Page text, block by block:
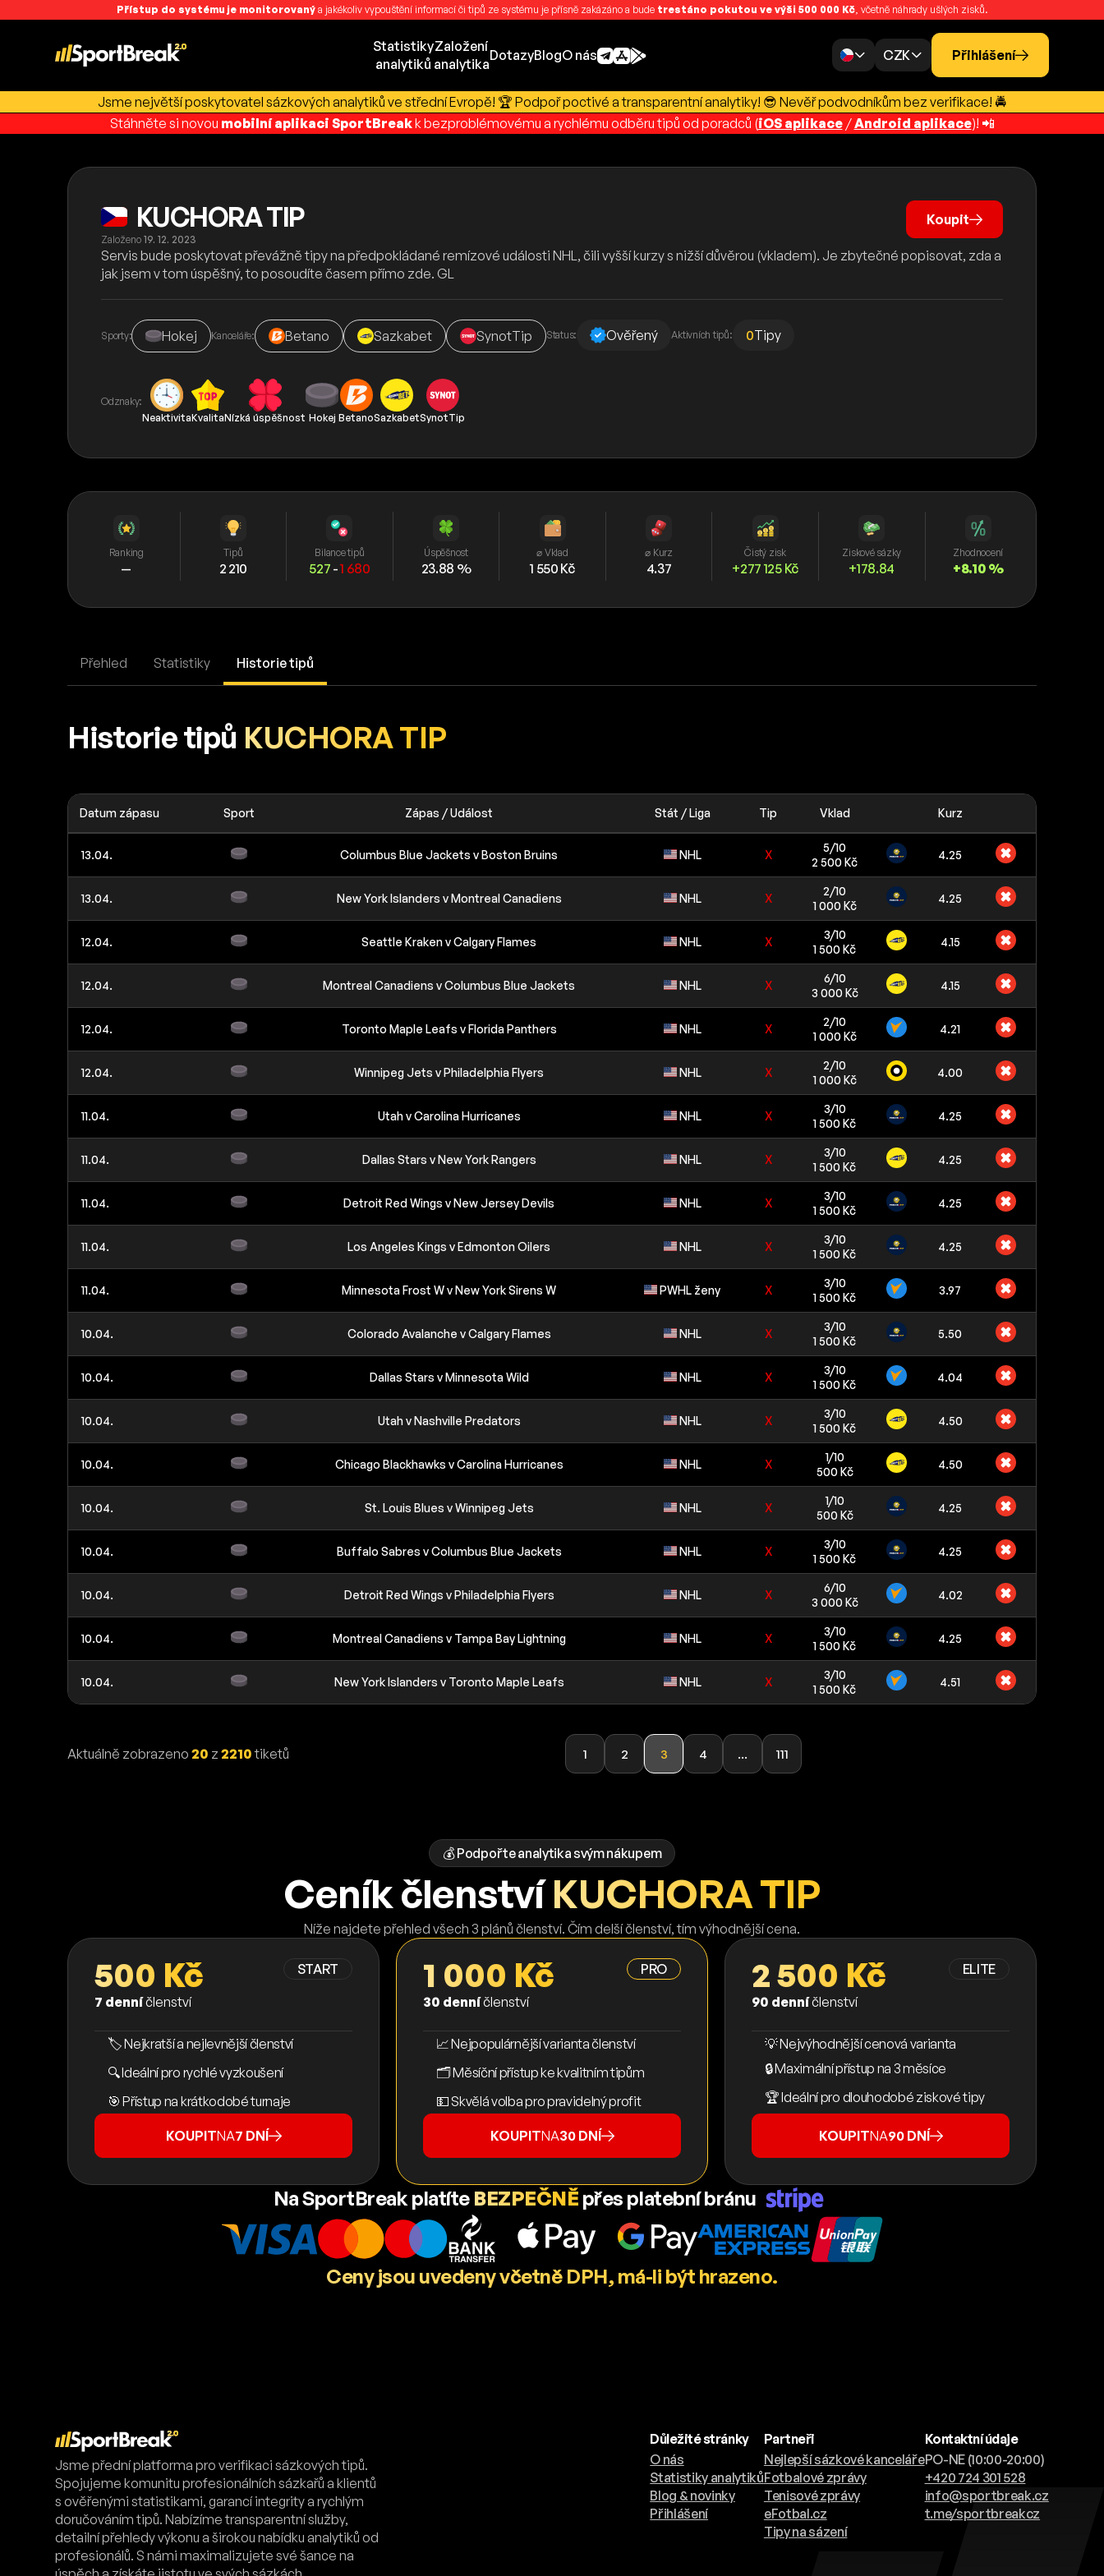
Přístup do systému je monitorovanýa jakékoliv vypouštění informací či tipů ze systému je přísně zakázáno a bude trestáno pokutou ve výši 500 000 Kč, včetně náhrady ušlých zisků.
Statistiky
analytiků
Založení
analytika
DotazyBlogO nás CZK Přihlášení
Jsme největší poskytovatel sázkových analytiků ve střední Evropě! 🏆 Podpoř poctivé a transparentní analytiky! 😎 Nevěř podvodníkům bez verifikace! 🚔
Stáhněte si novou mobilní aplikaci SportBreakk bezproblémovému a rychlému odběru tipů od poradců (iOS aplikace/Android aplikace)! 📲
KUCHORA TIP
Založeno 19. 12. 2023
Koupit
Servis bude poskytovat převážně tipy na předpokládané remízové události NHL, čili vyšší kurzy s nižší důvěrou (vkladem). Je zbytečné popisovat, zda a
jak jsem v tom úspěšný, to posoudíte časem přímo zde. GL
Sporty: Hokej Kanceláře: Betano Sazkabet SynotTip Status: Ověřený Aktivních tipů: 0Tipy
Odznaky:
NeaktivitaKvalitaNízká úspěšnost Hokej BetanoSazkabetSynotTip
Ranking
—
Tipů
2 210
Bilance tipů
527 -1 680
Úspěšnost
23.88 %
⌀ Vklad
1 550 Kč
⌀ Kurz
4.37
Čistý zisk
+277 125 Kč
Ziskové sázky
+178.84
Zhodnocení
+8.10 %
Přehled Statistiky Historie tipů
Historie tipů KUCHORA TIP
Datum zápasu Sport Zápas / Událost Stát / Liga Tip Vklad Kurz
13.04. Columbus Blue Jackets v Boston Bruins NHL X
5/10
2 500 Kč
4.25
13.04. New York Islanders v Montreal Canadiens NHL X
2/10
1 000 Kč
4.25
12.04. Seattle Kraken v Calgary Flames NHL X
3/10
1 500 Kč
4.15
12.04. Montreal Canadiens v Columbus Blue Jackets NHL X
6/10
3 000 Kč
4.15
12.04. Toronto Maple Leafs v Florida Panthers NHL X
2/10
1 000 Kč
4.21
12.04. Winnipeg Jets v Philadelphia Flyers NHL X
2/10
1 000 Kč
4.00
11.04. Utah v Carolina Hurricanes NHL X
3/10
1 500 Kč
4.25
11.04. Dallas Stars v New York Rangers NHL X
3/10
1 500 Kč
4.25
11.04. Detroit Red Wings v New Jersey Devils NHL X
3/10
1 500 Kč
4.25
11.04. Los Angeles Kings v Edmonton Oilers NHL X
3/10
1 500 Kč
4.25
11.04. Minnesota Frost W v New York Sirens W PWHL ženy X
3/10
1 500 Kč
3.97
10.04. Colorado Avalanche v Calgary Flames NHL X
3/10
1 500 Kč
5.50
10.04. Dallas Stars v Minnesota Wild NHL X
3/10
1 500 Kč
4.04
10.04. Utah v Nashville Predators NHL X
3/10
1 500 Kč
4.50
10.04. Chicago Blackhawks v Carolina Hurricanes NHL X
1/10
500 Kč
4.50
10.04. St. Louis Blues v Winnipeg Jets NHL X
1/10
500 Kč
4.25
10.04. Buffalo Sabres v Columbus Blue Jackets NHL X
3/10
1 500 Kč
4.25
10.04. Detroit Red Wings v Philadelphia Flyers NHL X
6/10
3 000 Kč
4.02
10.04. Montreal Canadiens v Tampa Bay Lightning NHL X
3/10
1 500 Kč
4.25
10.04. New York Islanders v Toronto Maple Leafs NHL X
3/10
1 500 Kč
4.51
Aktuálně zobrazeno 20 z 2210tiketů 1 2 3 4 ... 111
💰 Podpořte analytika svým nákupem
Ceník členstvíKUCHORA TIP
Níže najdete přehled všech 3 plánů členství. Čím delší členství, tím výhodnější cena.
START
500 Kč
7 denníčlenství
🏷️ Nejkratší a nejlevnější členství
🔍 Ideální pro rychlé vyzkoušení
🎯 Přístup na krátkodobé turnaje
KOUPITNA7 DNÍ
PRO
1 000 Kč
30 denníčlenství
📈 Nejpopulárnější varianta členství
🗂️ Měsíční přístup ke kvalitním tipům
💵 Skvělá volba pro pravidelný profit
KOUPITNA30 DNÍ
ELITE
2 500 Kč
90 denníčlenství
💡 Nejvýhodnější cenová varianta
🔒 Maximální přístup na 3 měsíce
🏆 Ideální pro dlouhodobé ziskové tipy
KOUPITNA90 DNÍ
Na SportBreak platíte BEZPEČNĚ přes platební bránu
Ceny jsou uvedeny včetně DPH, má-li být hrazeno.
Jsme přední platforma pro verifikaci sázkových tipů.
Spojujeme komunitu profesionálních sázkařů a klientů
s ověřenými statistikami, garancí integrity a rychlým
doručováním tipů. Nabízíme transparentní služby,
detailní přehledy výkonu a širokou nabídku analytiků od
profesionálů. S námi maximalizujete své šance na
Důležité stránky
O nás
Statistiky analytiků
Blog & novinky
Přihlášení
Partneři
Nejlepší sázkové kanceláře
Fotbalové zprávy
Tenisové zprávy
eFotbal.cz
Tipy na sázení
Kontaktní údaje
PO-NE (10:00-20:00)
+420 724 301 528
info@sportbreak.cz
t.me/sportbreakcz